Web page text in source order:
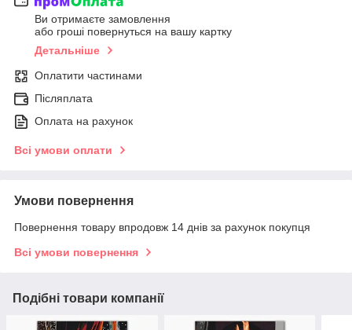
Ви отримаєте замовлення
або гроші повернуться на вашу картку
Детальніше
Оплатити частинами
Післяплата
Оплата на рахунок
Всі умови оплати
Умови повернення
Повернення товару впродовж 14 днів за рахунок покупця
Всі умови повернення
Подібні товари компанії